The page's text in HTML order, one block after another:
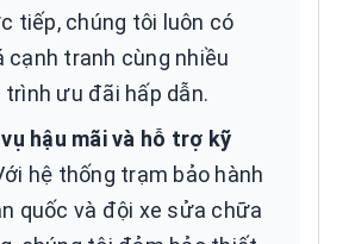
tiếp, chúng tôi luôn có
cạnh tranh cùng nhiều
ưu đãi hấp dẫn.
hậu mãi và hỗ trợ kỹ
hệ thống trạm bảo hành
quốc và đội xe sửa chữa